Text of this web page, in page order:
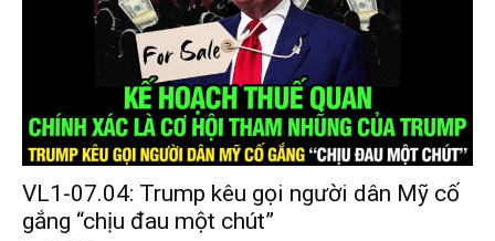
VL1-07.04: Trump kêu gọi người dân Mỹ cố
gắng “chịu đau một chút”